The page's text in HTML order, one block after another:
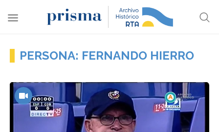
PERSONA: FERNANDO HIERRO